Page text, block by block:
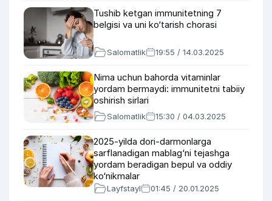
Tushib ketgan immunitetning 7
belgisi va uni ko‘tarish chorasi
Salomatlik 19:55 / 14.03.2025
Nima uchun bahorda vitaminlar
yordam bermaydi: immunitetni tabiiy
oshirish sirlari
Salomatlik 15:30 / 04.03.2025
2025-yilda dori-darmonlarga
sarflanadigan mablag‘ni tejashga
yordam beradigan bepul va oddiy
ko‘nikmalar
Layfstayl 01:45 / 20.01.2025